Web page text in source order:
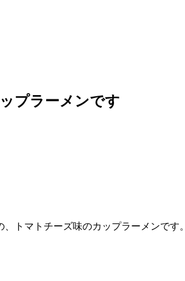
プラーメンです
トマトチーズ味のカップラーメンです。